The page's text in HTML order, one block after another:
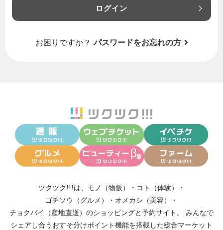
ログイン
お困りですか？ パスワードをお忘れの方
ツクツク!!!は、 モノ（物販） ・ コト（体験）
・
ゴチソウ（グルメ）
・ オメカシ（美容）
・
チョクバイ（産地直送） のショッピングと予約サイト。
みんなで
シェアし合う おすそ分けポイント機能を搭載した総合マーケット